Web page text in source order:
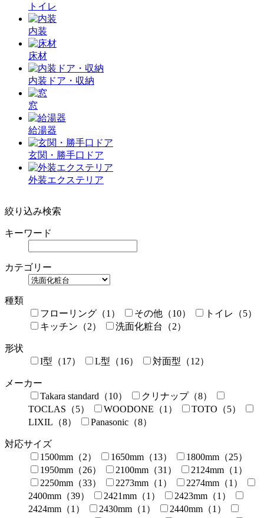
トイレ
内装
床材
内装ドア・収納
窓
給湯器
玄関・勝手口ドア
外装エクステリア
絞り込み検索
キーワード
カテゴリー
種類
フローリング（1）
その他（10）
トイレ（5）
キッチン（2）
洗面化粧台（2）
形状
I型（17）
L型（16） 対面型（12）
メーカー
Takara standard（10）
クリナップ（8）
TOCLAS（5）
WOODONE（1）
TOTO（5）
LIXIL（8）
Panasonic（8）
対応サイズ
1500mm（2）
1650mm（13）
1800mm（25）
1950mm（26）
2100mm（31）
2124mm（1）
2250mm（33）
2273mm（1）
2274mm（1）
2400mm（39）
2421mm（1）
2423mm（1）
2424mm（1）
2430mm（1）
2440mm（1）